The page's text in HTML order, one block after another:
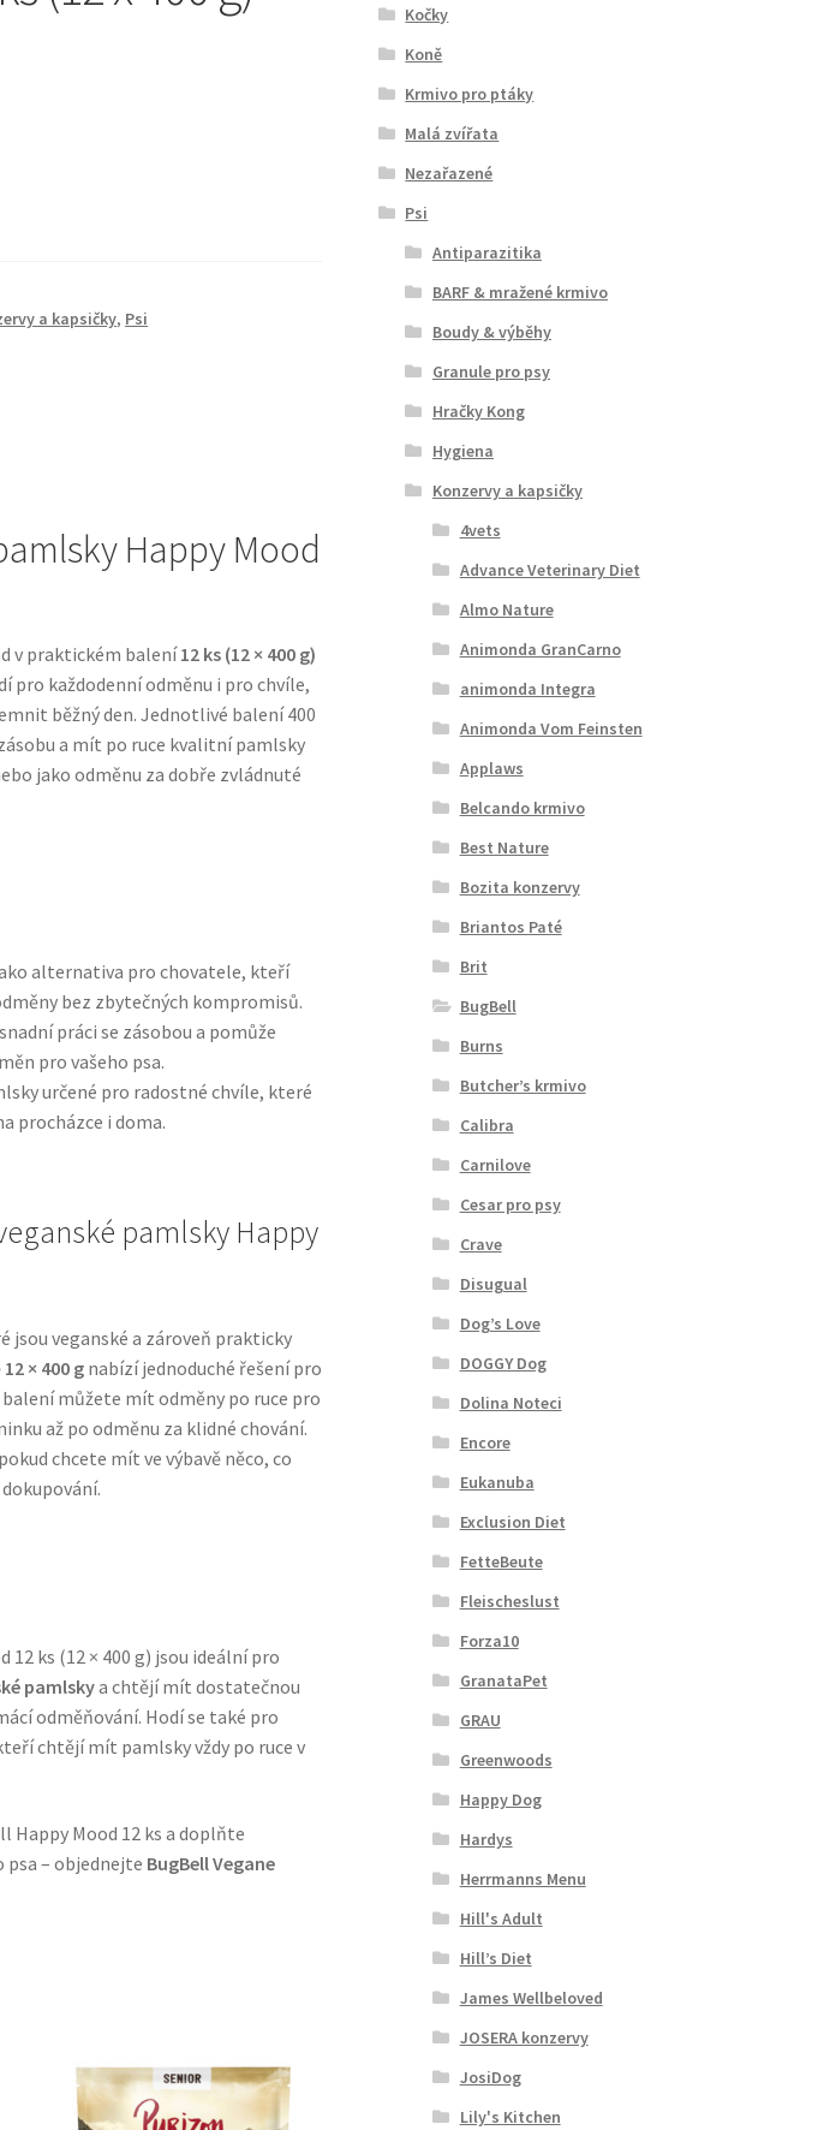
a kapsičky, Psi
Happy Mood
v praktickém balení12 ks (12 × 400 g)
pro každodenní odměnu i pro chvíle,
běžný den. Jednotlivé balení 400
a mít po ruce kvalitní pamlsky
jako odměnu za dobře zvládnuté
alternativa pro chovatele, kteří
bez zbytečných kompromisů.
práci se zásobou a pomůže
pro vašeho psa.
určené pro radostné chvíle, které
procházce i doma.
pamlsky Happy
jsou veganské a zároveň prakticky
12 × 400 gnabízí jednoduché řešení pro
můžete mít odměny po ruce pro
až po odměnu za klidné chování.
chcete mít ve výbavě něco, co
12 ks (12 × 400 g) jsou ideální pro
pamlskya chtějí mít dostatečnou
odměňování. Hodí se také pro
chtějí mít pamlsky vždy po ruce v
Happy Mood 12 ks a doplňte
psa – objednejte BugBell Vegane
Kočky
Koně
Krmivo pro ptáky
Malá zvířata
Nezařazené
Psi
Antiparazitika
BARF & mražené krmivo
Boudy & výběhy
Granule pro psy
Hračky Kong
Hygiena
Konzervy a kapsičky
4vets
Advance Veterinary Diet
Almo Nature
Animonda GranCarno
animonda Integra
Animonda Vom Feinsten
Applaws
Belcando krmivo
Best Nature
Bozita konzervy
Briantos Paté
Brit
BugBell
Burns
Butcher’s krmivo
Calibra
Carnilove
Cesar pro psy
Crave
Disugual
Dog’s Love
DOGGY Dog
Dolina Noteci
Encore
Eukanuba
Exclusion Diet
FetteBeute
Fleischeslust
Forza10
GranataPet
GRAU
Greenwoods
Happy Dog
Hardys
Herrmanns Menu
Hill's Adult
Hill’s Diet
James Wellbeloved
JOSERA konzervy
JosiDog
Lily's Kitchen